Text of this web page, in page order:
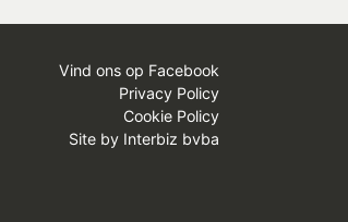
Vind ons op Facebook
Privacy Policy
Cookie Policy
Site by Interbiz bvba